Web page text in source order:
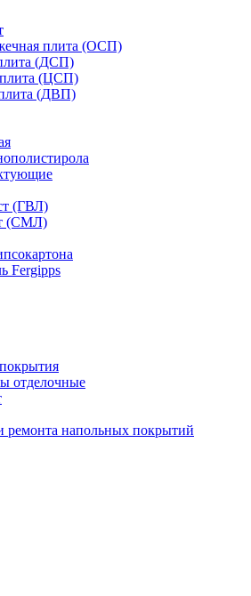
плита (ОСП)
(ДСП)
плита (ЦСП)
плита (ДВП)
(ГВЛ)
(СМЛ)
Fergipps
отделочные
ремонта напольных покрытий